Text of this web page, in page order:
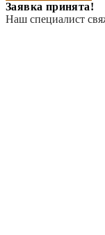
Заявка принята!
Наш специалист